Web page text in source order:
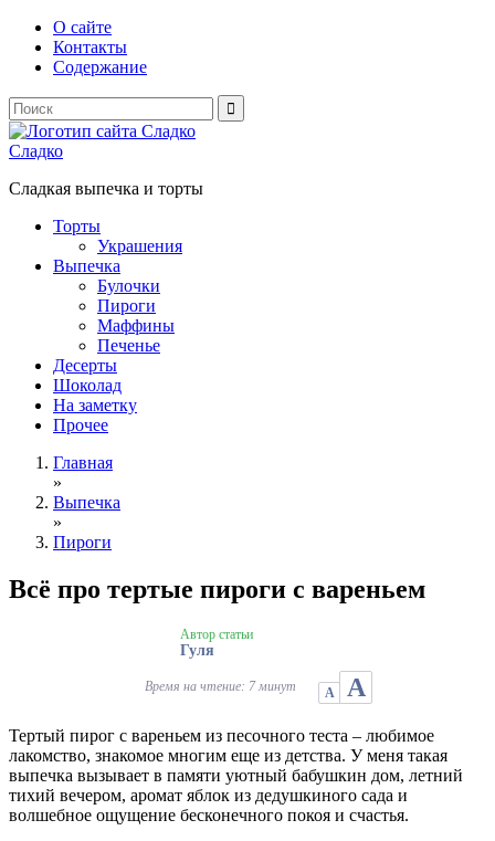
О сайте
Контакты
Содержание
Сладко
Сладкая выпечка и торты
Торты
Украшения
Выпечка
Булочки
Пироги
Маффины
Печенье
Десерты
Шоколад
На заметку
Прочее
Главная
»
Выпечка
»
Пироги
Всё про тертые пироги с вареньем
Автор статьи
Гуля
Время на чтение: 7 минут А А
Тертый пирог с вареньем из песочного теста – любимое
лакомство, знакомое многим еще из детства. У меня такая
выпечка вызывает в памяти уютный бабушкин дом, летний
тихий вечером, аромат яблок из дедушкиного сада и
волшебное ощущение бесконечного покоя и счастья.